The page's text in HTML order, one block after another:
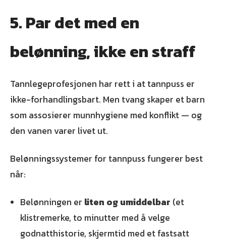
5. Par det med en
belønning, ikke en straff
Tannlegeprofesjonen har rett i at tannpuss er
ikke-forhandlingsbart. Men tvang skaper et barn
som assosierer munnhygiene med konflikt — og
den vanen varer livet ut.
Belønningssystemer for tannpuss fungerer best
når:
Belønningen er liten og umiddelbar (et
klistremerke, to minutter med å velge
godnatthistorie, skjermtid med et fastsatt